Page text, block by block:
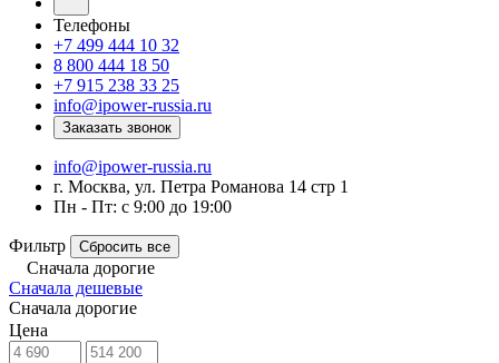
Телефоны
+7 499 444 10 32
8 800 444 18 50
+7 915 238 33 25
info@ipower-russia.ru
Заказать звонок
info@ipower-russia.ru
г. Москва, ул. Петра Романова 14 стр 1
Пн - Пт: с 9:00 до 19:00
Фильтр Сбросить все
Сначала дорогие
Сначала дешевые
Сначала дорогие
Цена